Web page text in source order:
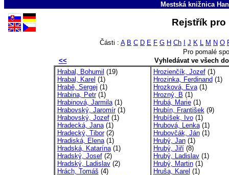
Mestská knižnica
Rejstřík
Části : A B C D E F G H Ch J K L M N O
Pro pomalé
<<
Vyhledávat ve všech
Hrabal, Bohumil (19)
Hrabal, Karel (1)
Hrabě, Sergej (1)
Hrabina, Petr(1)
Hrabinová, Jarmila(1)
Hrabovský, Jaromír(1)
Hrabovský, Jozef(1)
Hradecká, Jana(1)
Hradecký, Tibor(2)
Hradiská, Elena(1)
Hradská, Katarína(1)
Hradský, Josef(2)
Hradský, Ladislav(2)
Hrách, Tomáš (4)
Hrozienčík, Jozef(1)
Hrozinka, Ferdinand (1)
Hrozková, Eva(1)
Hrozný, B (1)
Hrubá, Marie(1)
Hrubín, František(9)
Hrubíšek, Ivo(1)
Hrubová, Lenka(1)
Hrubovčák, Ján(1)
Hrubý, Jan(1)
Hrubý, Jiří(8)
Hrubý, Ladislav(1)
Hrubý, Martin(1)
Hruša, Karel (1)